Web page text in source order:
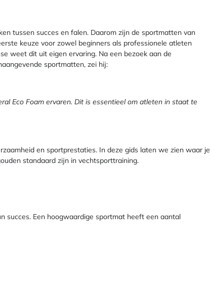
tussen succes en falen. Daarom zijn de sportmatten van
keuze voor zowel beginners als professionele atleten
weet dit uit eigen ervaring. Na een bezoek aan de
sportmatten, zei hij:
Eco Foam ervaren. Dit is essentieel om atleten in staat te
en sportprestaties. In deze gids laten we zien waar je
standaard zijn in vechtsporttraining.
succes. Een hoogwaardige sportmat heeft een aantal